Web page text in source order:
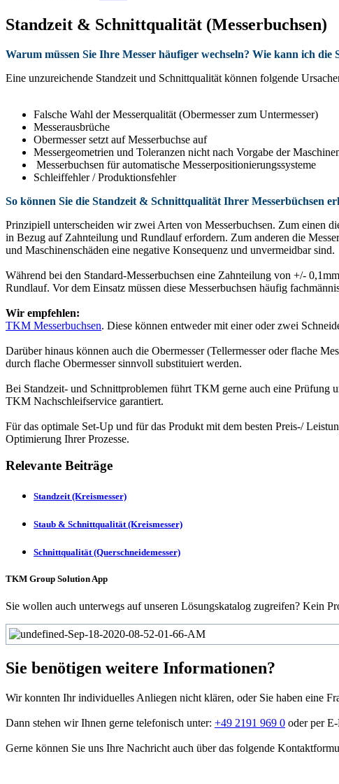
Standzeit & Schnittqualität (Messerbuchsen)
Warum müssen Sie Ihre Messer häufiger wechseln? Wie kann ich
Eine unzureichende Standzeit und Schnittqualität können folgende
Falsche Wahl der Messerqualität (Obermesser zum Untermesser)
Messerausbrüche
Obermesser setzt auf Messerbuchse auf
Messergeometrien und Toleranzen nicht nach Vorgabe der
Messerbuchsen für automatische Messerpositionierungssysteme
Schleiffehler / Produktionsfehler
So können Sie die Standzeit & Schnittqualität Ihrer Messerbüchsen
Prinzipiell unterscheiden wir zwei Arten von Messerbuchsen. Zum einen
in Bezug auf Zahnteilung und Rundlauf erfordern. Zum anderen die
und Maschinenschäden eine negative Konsequenz und unvermeidbar sind.
Während bei den Standard-Messerbuchsen eine Zahnteilung von +/-
Rundlauf. Vor dem Einsatz müssen diese Messerbuchsen häufig
Wir empfehlen:
TKM Messerbuchsen. Diese können entweder mit einer oder zwei
Darüber hinaus können auch die Obermesser (Tellermesser oder flache
durch flache Obermesser sinnvoll substituiert werden.
Bei Standzeit- und Schnittproblemen führt TKM gerne auch eine Prüfung
TKM Nachschleifservice garantiert.
Für das optimale Set-Up und für das Produkt mit dem besten Preis-/
Optimierung Ihrer Prozesse.
Relevante Beiträge
Standzeit (Kreismesser)
Staub & Schnittqualität (Kreismesser)
Schnittqualität (Querschneidemesser)
TKM Group Solution App
Sie wollen auch unterwegs auf unseren Lösungskatalog zugreifen? Kein
Sie benötigen weitere Informationen?
Wir konnten Ihr individuelles Anliegen nicht klären, oder Sie haben eine
Dann stehen wir Ihnen gerne telefonisch unter: +49 2191 969 0 oder per
Gerne können Sie uns Ihre Nachricht auch über das folgende